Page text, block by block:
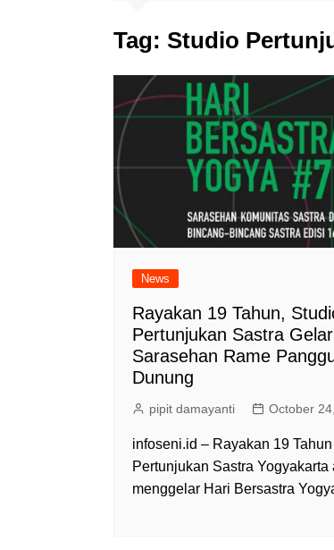
Tag: Studio
News
Rayakan 19 Tahun,
Pertunjukan Sastra Gelar
Sarasehan Rame
Dunung
pipit damayanti October
infoseni.id – Rayakan 19
Pertunjukan Sastra Yogyakarta
menggelar Hari Bersastra